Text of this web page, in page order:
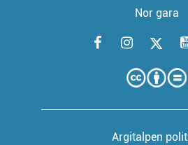
Nor gara
Argitalpen